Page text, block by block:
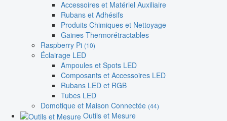
Accessoires et Matériel Auxiliaire
Rubans et Adhésifs
Produits Chimiques et Nettoyage
Gaines Thermorétractables
Raspberry Pi (10)
Éclairage LED
Ampoules et Spots LED
Composants et Accessoires LED
Rubans LED et RGB
Tubes LED
Domotique et Maison Connectée (44)
Outils et Mesure